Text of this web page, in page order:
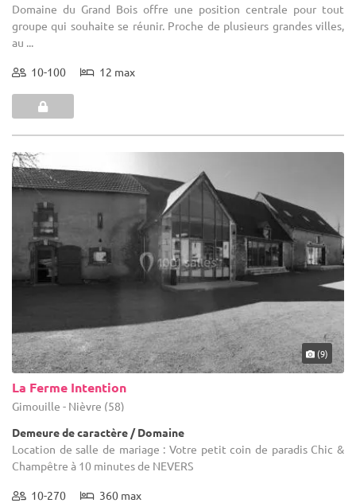
Domaine du Grand Bois offre une position centrale pour tout
groupe qui souhaite se réunir. Proche de plusieurs grandes villes,
au ...
10-100 12 max
(9)
La Ferme Intention
Gimouille - Nièvre (58)
Demeure de caractère / Domaine
Location de salle de mariage : Votre petit coin de paradis Chic &
Champêtre à 10 minutes de NEVERS
10-270 360 max